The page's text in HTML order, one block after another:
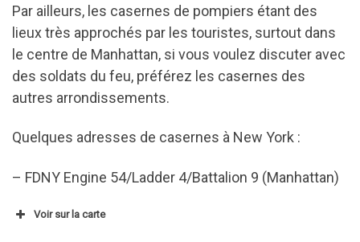
Par ailleurs, les casernes de pompiers étant des
lieux très approchés par les touristes, surtout dans
le centre de Manhattan, si vous voulez discuter avec
des soldats du feu, préférez les casernes des
autres arrondissements.
Quelques adresses de casernes à New York :
– FDNY Engine 54/Ladder 4/Battalion 9 (Manhattan)
Voir sur la carte